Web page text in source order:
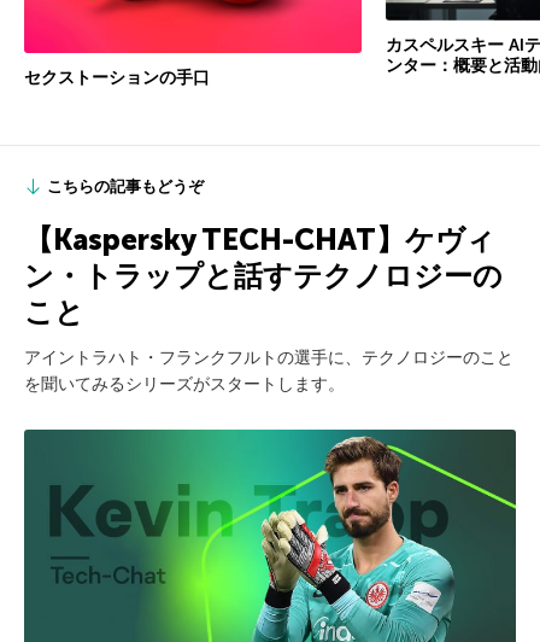
セクストーションの手口
カスペルスキー AI
ンター：概要と活
こちらの記事もどうぞ
【Kaspersky TECH-CHAT】ケヴィ
ン・トラップと話すテクノロジーの
こと
アイントラハト・フランクフルトの選手に、テクノロジーのこと
を聞いてみるシリーズがスタートします。